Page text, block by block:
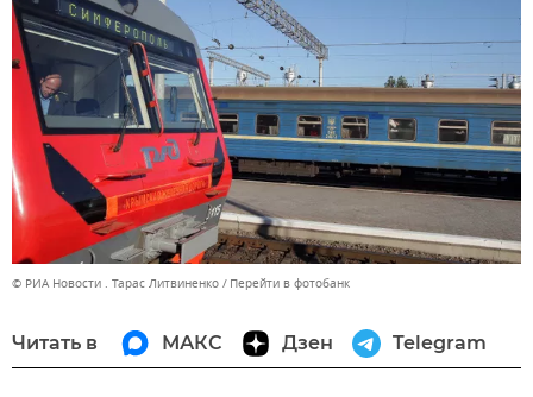
© РИА Новости . Тарас Литвиненко Перейти в фотобанк
Читать в МАКС Дзен Telegram